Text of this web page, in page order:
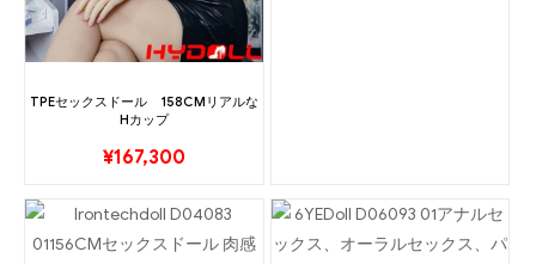
TPEセックスドール 158CMリアルな
Hカップ
¥167,300